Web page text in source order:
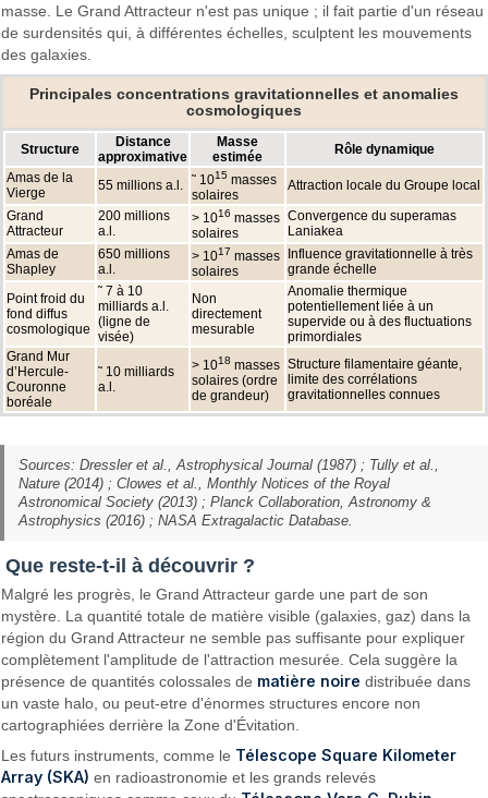
masse. Le Grand Attracteur n'est pas unique ; il fait partie d'un réseau
de surdensités qui, à différentes échelles, sculptent les mouvements
des galaxies.
Principales concentrations gravitationnelles et anomalies
cosmologiques
Structure
Distance
approximative
Masse
estimée
Rôle dynamique
Amas de la
Vierge
55 millions a.l. ˜ 1015 masses
solaires
Attraction locale du Groupe local
Grand
Attracteur
200 millions
a.l.
> 1016 masses
solaires
Convergence du superamas
Laniakea
Amas de
Shapley
650 millions
a.l.
> 1017 masses
solaires
Influence gravitationnelle à très
grande échelle
Point froid du
fond diffus
cosmologique
˜ 7 à 10
milliards a.l.
(ligne de
visée)
Non
directement
mesurable
Anomalie thermique
potentiellement liée à un
supervide ou à des fluctuations
primordiales
Grand Mur
d’Hercule-
Couronne
boréale
˜ 10 milliards
a.l.
> 1018 masses
solaires (ordre
de grandeur)
Structure filamentaire géante,
limite des corrélations
gravitationnelles connues
Sources: Dressler et al., Astrophysical Journal (1987) ; Tully et al.,
Nature (2014) ; Clowes et al., Monthly Notices of the Royal
Astronomical Society (2013) ; Planck Collaboration, Astronomy &
Astrophysics (2016) ; NASA Extragalactic Database.
Que reste-t-il à découvrir ?
Malgré les progrès, le Grand Attracteur garde une part de son
mystère. La quantité totale de matière visible (galaxies, gaz) dans la
région du Grand Attracteur ne semble pas suffisante pour expliquer
complètement l'amplitude de l'attraction mesurée. Cela suggère la
présence de quantités colossales de matière noire distribuée dans
un vaste halo, ou peut-etre d'énormes structures encore non
cartographiées derrière la Zone d'Évitation.
Les futurs instruments, comme le Télescope Square Kilometer
Array (SKA) en radioastronomie et les grands relevés